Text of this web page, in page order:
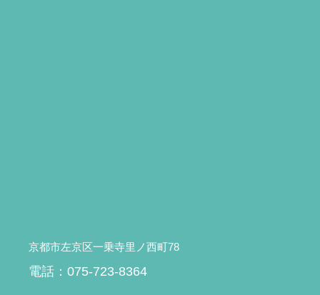
京都市左京区一乗寺里ノ西町78
電話：075-723-8364